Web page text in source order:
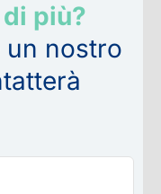
più?
un nostro